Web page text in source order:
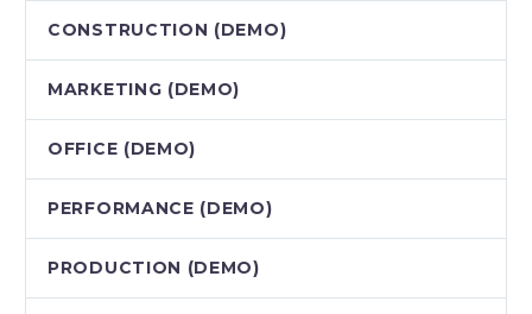
CONSTRUCTION (DEMO)
MARKETING (DEMO)
OFFICE (DEMO)
PERFORMANCE (DEMO)
PRODUCTION (DEMO)